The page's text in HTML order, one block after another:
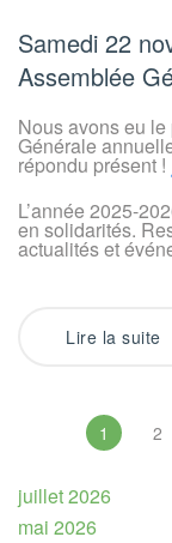
Samedi 22
Assemblée
Nous avons eu
Générale
répondu présent !
L’année 2025-
en solidarités.
actualités et
Lire la suite
1 2
juillet 2026
mai 2026